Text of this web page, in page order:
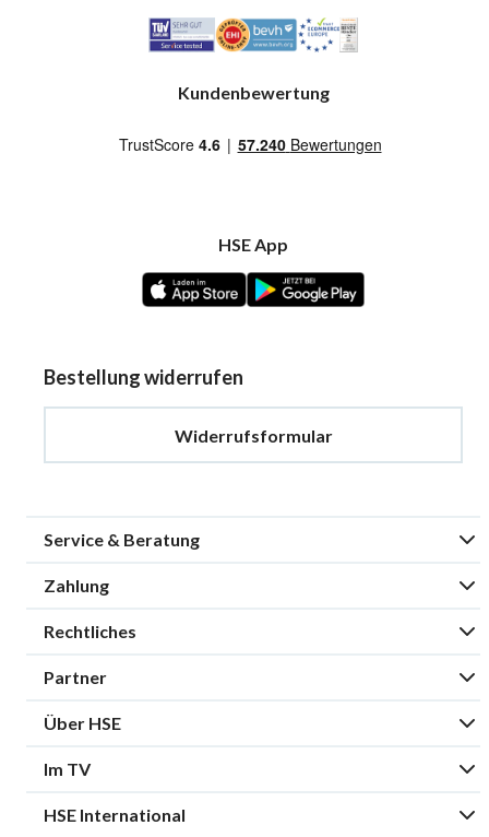
Kundenbewertung
HSE App
Bestellung widerrufen
Widerrufsformular
Service & Beratung
Zahlung
Rechtliches
Partner
Über HSE
Im TV
HSE International